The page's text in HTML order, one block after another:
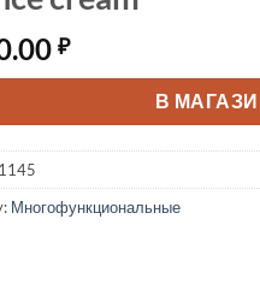
₽
В
Многофункциональные